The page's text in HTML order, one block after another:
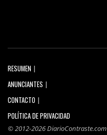
RESUMEN
ANUNCIANTES
CONTACTO
POLÍTICA DE PRIVACIDAD
© 2012-2026 DiarioContraste.com